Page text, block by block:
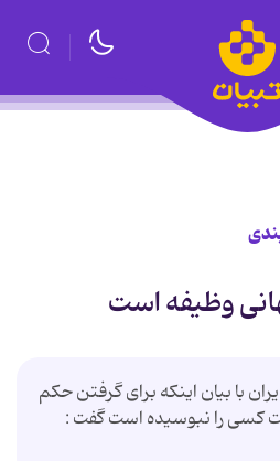
وظیفه است
با بیان اینکه برای گرفتن حکم
کسی را نبوسیده است گفت :